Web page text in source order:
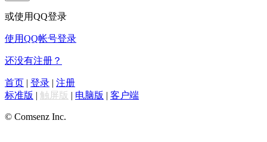
或使用QQ登录
使用QQ帐号登录
还没有注册？
首页 | 登录 | 注册
标准版 | 触屏版 | 电脑版 | 客户端
© Comsenz Inc.